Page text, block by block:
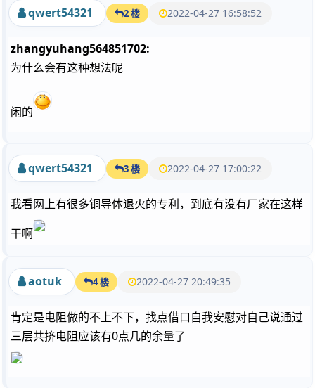
qwert54321 2 楼 2022-04-27 16:58:52
zhangyuhang564851702:
为什么会有这种想法呢
闲的
qwert54321 3 楼 2022-04-27 17:00:22
我看网上有很多铜导体退火的专利，到底有没有厂家在这样
干啊
aotuk 4 楼 2022-04-27 20:49:35
肯定是电阻做的不上不下，找点借口自我安慰对自己说通过
三层共挤电阻应该有0点几的余量了